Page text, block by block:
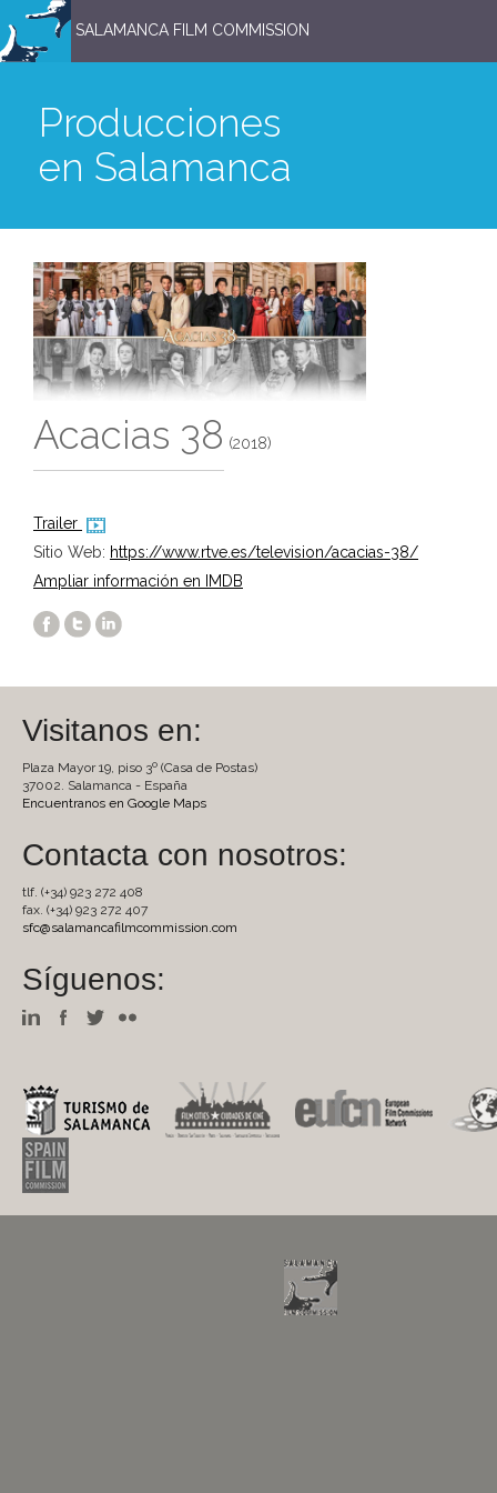
SALAMANCA FILM COMMISSION
Producciones
en Salamanca
Acacias 38 (2018)
Trailer
Sitio Web: https://www.rtve.es/television/acacias-38/
Ampliar información en IMDB
Visitanos en:
Plaza Mayor 19, piso 3º (Casa de Postas)
37002. Salamanca - España
Encuentranos en Google Maps
Contacta con nosotros:
tlf. (+34) 923 272 408
fax. (+34) 923 272 407
sfc@salamancafilmcommission.com
Síguenos: